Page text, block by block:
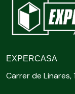
EXPERCASA
Carrer de Linares,